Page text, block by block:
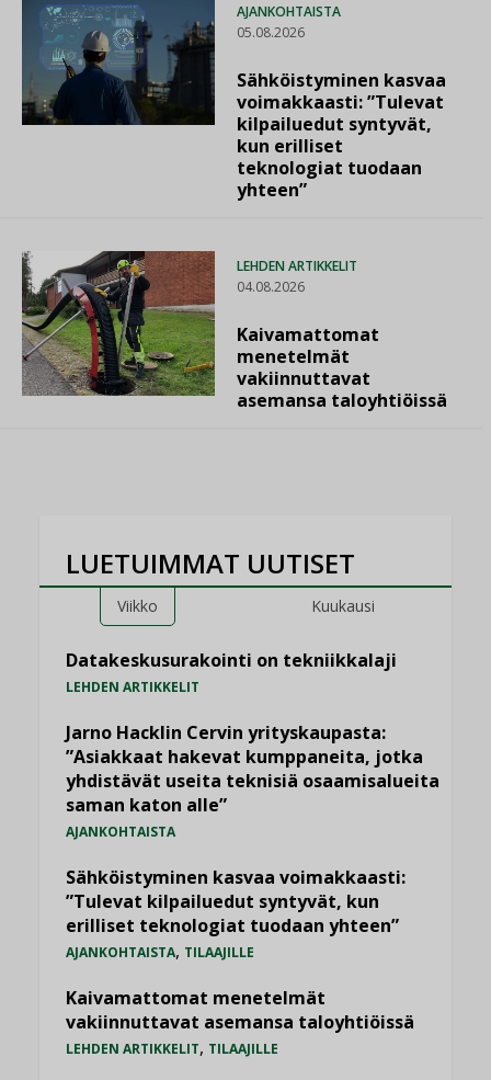
AJANKOHTAISTA
05.08.2026
Sähköistyminen kasvaa
voimakkaasti: ”Tulevat
kilpailuedut syntyvät,
kun erilliset
teknologiat tuodaan
yhteen”
LEHDEN ARTIKKELIT
04.08.2026
Kaivamattomat
menetelmät
vakiinnuttavat
asemansa taloyhtiöissä
LUETUIMMAT UUTISET
Viikko Kuukausi
Datakeskusurakointi on tekniikkalaji
LEHDEN ARTIKKELIT
Jarno Hacklin Cervin yrityskaupasta:
”Asiakkaat hakevat kumppaneita, jotka
yhdistävät useita teknisiä osaamisalueita
saman katon alle”
AJANKOHTAISTA
Sähköistyminen kasvaa voimakkaasti:
”Tulevat kilpailuedut syntyvät, kun
erilliset teknologiat tuodaan yhteen”
AJANKOHTAISTA, TILAAJILLE
Kaivamattomat menetelmät
vakiinnuttavat asemansa taloyhtiöissä
LEHDEN ARTIKKELIT, TILAAJILLE